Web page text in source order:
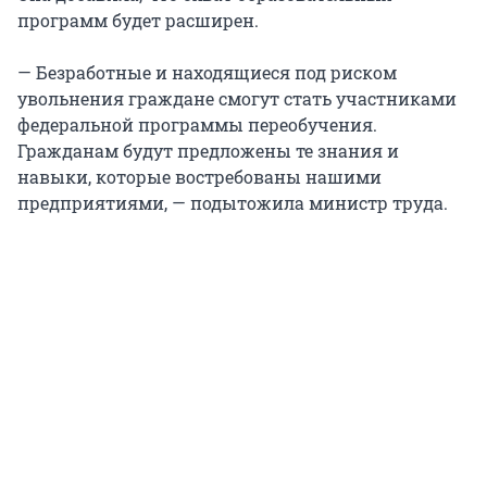
программ будет расширен.
— Безработные и находящиеся под риском
увольнения граждане смогут стать участниками
федеральной программы переобучения.
Гражданам будут предложены те знания и
навыки, которые востребованы нашими
предприятиями, — подытожила министр труда.